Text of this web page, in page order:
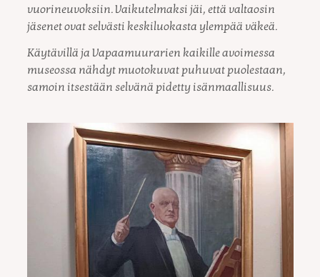
vuorineuvoksiin. Vaikutelmaksi jäi, että valtaosin
jäsenet ovat selvästi keskiluokasta ylempää väkeä.
Käytävillä ja Vapaamuurarien kaikille avoimessa
museossa nähdyt muotokuvat puhuvat puolestaan,
samoin itsestään selvänä pidetty isänmaallisuus.